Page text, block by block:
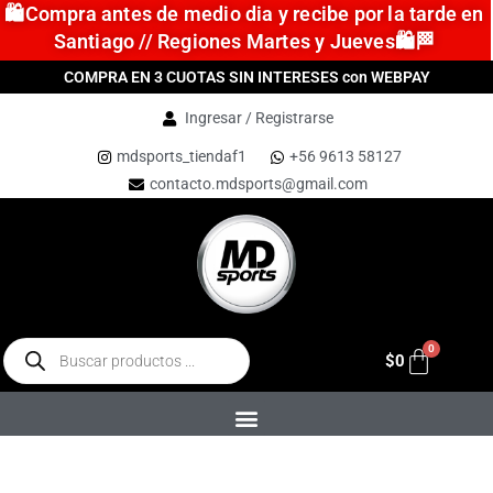
🛍️Compra antes de medio dia y recibe por la tarde en
Santiago // Regiones Martes y Jueves🛍️🏁
COMPRA EN 3 CUOTAS SIN INTERESES con WEBPAY
Ingresar / Registrarse
mdsports_tiendaf1
+56 9613 58127
contacto.mdsports@gmail.com
$0